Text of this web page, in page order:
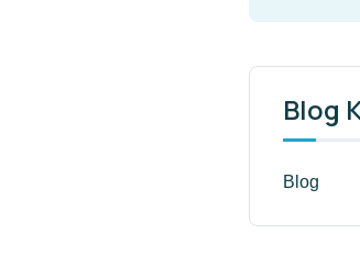
Blog
Blog